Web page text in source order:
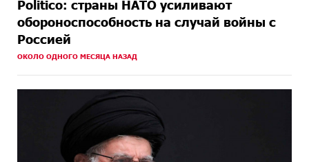
Politico: страны НАТО усиливают
обороноспособность на случай войны с
Россией
ОКОЛО ОДНОГО МЕСЯЦА НАЗАД